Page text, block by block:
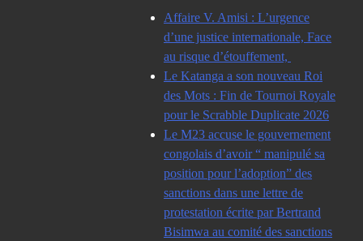
Affaire V. Amisi : L’urgence
d’une justice internationale, Face
au risque d’étouffement,
Le Katanga a son nouveau Roi
des Mots : Fin de Tournoi Royale
pour le Scrabble Duplicate 2026
Le M23 accuse le gouvernement
congolais d’avoir “ manipulé sa
position pour l’adoption” des
sanctions dans une lettre de
protestation écrite par Bertrand
Bisimwa au comité des sanctions